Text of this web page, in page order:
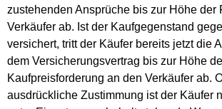
zustehenden Ansprüche bis zur Höhe der
Verkäufer ab. Ist der Kaufgegenstand
versichert, tritt der Käufer bereits jetzt die
dem Versicherungsvertrag bis zur Höhe
Kaufpreisforderung an den Verkäufer ab.
ausdrückliche Zustimmung ist der Käufer